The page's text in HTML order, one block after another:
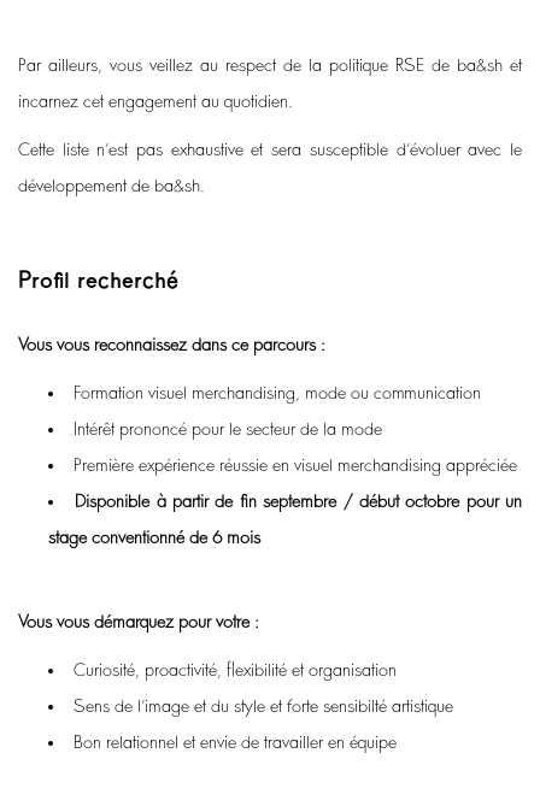
Par ailleurs, vous veillez au respect de la politique RSE de ba&sh et
incarnez cet engagement au quotidien.
Cette liste n’est pas exhaustive et sera susceptible d’évoluer avec le
développement de ba&sh.
Profil recherché
Vous vous reconnaissez dans ce parcours :
Formation visuel merchandising, mode ou communication
Intérêt prononcé pour le secteur de la mode
Première expérience réussie en visuel merchandising appréciée
Disponible à partir de fin septembre / début octobre pour un
stage conventionné de 6 mois
Vous vous démarquez pour votre :
Curiosité, proactivité, flexibilité et organisation
Sens de l’image et du style et forte sensibilté artistique
Bon relationnel et envie de travailler en équipe